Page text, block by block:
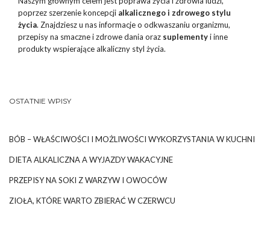
poprzez szerzenie koncepcji alkalicznego i zdrowego stylu
życia. Znajdziesz u nas informacje o odkwaszaniu organizmu,
przepisy na smaczne i zdrowe dania oraz suplementyi inne
produkty wspierające alkaliczny styl życia.
OSTATNIE WPISY
BÓB – WŁAŚCIWOŚCI I MOŻLIWOŚCI WYKORZYSTANIA W KUCHNI
DIETA ALKALICZNA A WYJAZDY WAKACYJNE
PRZEPISY NA SOKI Z WARZYW I OWOCÓW
ZIOŁA, KTÓRE WARTO ZBIERAĆ W CZERWCU